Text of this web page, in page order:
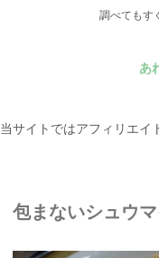
調べてもす
あ
当サイトではアフィリエイ
包まないシュウ